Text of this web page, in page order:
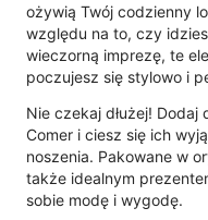
ożywią Twój codzienny
względu na to, czy
wieczorną imprezę, te
poczujesz się stylowo i
Nie czekaj dłużej! Dodaj
Comer i ciesz się ich
noszenia. Pakowane w
także idealnym
sobie modę i wygodę.